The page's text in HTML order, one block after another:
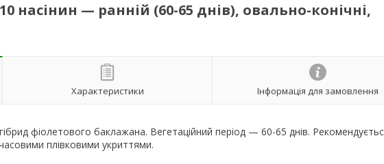
насінин — ранній (60-65 днів), овально-конічні,
Характеристики Інформація для замовлення
фіолетового баклажана. Вегетаційний період — 60-65 днів.
плівковими укриттями.